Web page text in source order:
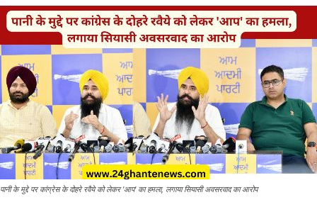
पानी के मुद्दे पर कांग्रेस के दोहरे रवैये को लेकर 'आप' का हमला, लगाया सियासी अवसरवाद का आरोप